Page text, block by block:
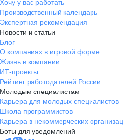
Хочу у вас работать
Производственный календарь
Экспертная рекомендация
Новости и статьи
Блог
О компаниях в игровой форме
Жизнь в компании
ИТ-проекты
Рейтинг работодателей России
Молодым специалистам
Карьера для молодых специалистов
Школа программистов
Карьера в некоммерческих
Боты для уведомлений